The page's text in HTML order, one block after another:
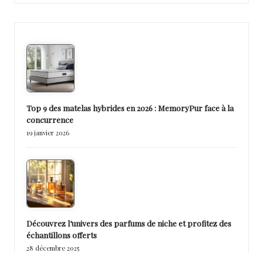
Top 9 des matelas hybrides en 2026 : MemoryPur face à la
concurrence
19 janvier 2026
Découvrez l’univers des parfums de niche et profitez des
échantillons offerts
28 décembre 2025